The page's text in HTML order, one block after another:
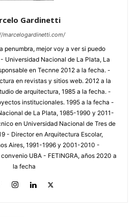
Gardinetti
marcelogardinetti.com/
penumbra, mejor voy a ver si puedo
Universidad Nacional de La Plata, La
en Tecnne 2012 a la fecha. -
en revistas y sitios web. 2012 a la
de arquitectura, 1985 a la fecha. -
institucionales. 1995 a la fecha -
de La Plata, 1985-1990 y 2011-
en Universidad Nacional de Tres de
- Director en Arquitectura Escolar,
Aires, 1991-1996 y 2001-2010 -
UBA - FETINGRA, años 2020 a
la fecha